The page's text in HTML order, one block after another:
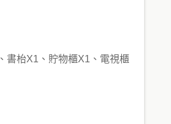
書枱X1、貯物櫃X1、電視櫃